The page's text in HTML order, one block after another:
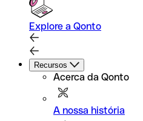
Explore a Qonto
Recursos
Acerca da Qonto
A nossa história